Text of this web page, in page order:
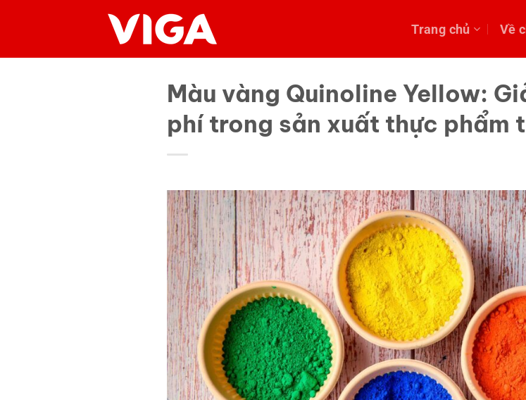
nội
Trang chủ Về
Màu vàng Quinoline Yellow:
phí trong sản xuất thực phẩm